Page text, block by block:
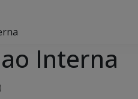
Interna